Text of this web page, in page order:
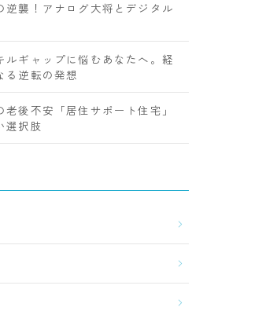
逆襲！アナログ大将とデジタル
ルギャップに悩むあなたへ。経
る逆転の発想
老後不安「居住サポート住宅」
選択肢